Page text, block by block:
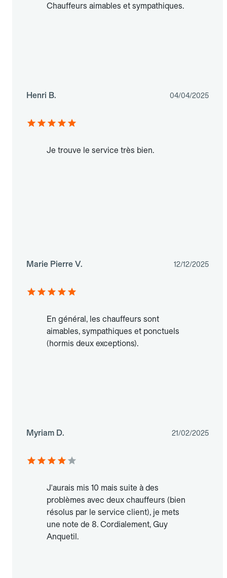
Chauffeurs aimables et sympathiques.
Henri B. 04/04/2025
Je trouve le service très bien.
Marie Pierre V. 12/12/2025
En général, les chauffeurs sont
aimables, sympathiques et ponctuels
(hormis deux exceptions).
Myriam D. 21/02/2025
J'aurais mis 10 mais suite à des
problèmes avec deux chauffeurs (bien
résolus par le service client), je mets
une note de 8. Cordialement, Guy
Anquetil.